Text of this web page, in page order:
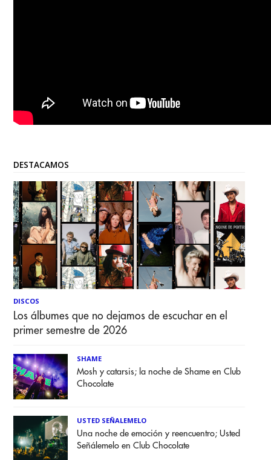
DESTACAMOS
DISCOS
Los álbumes que no dejamos de escuchar en el
primer semestre de 2026
SHAME
Mosh y catarsis; la noche de Shame en Club
Chocolate
USTED SEÑALEMELO
Una noche de emoción y reencuentro; Usted
Señálemelo en Club Chocolate